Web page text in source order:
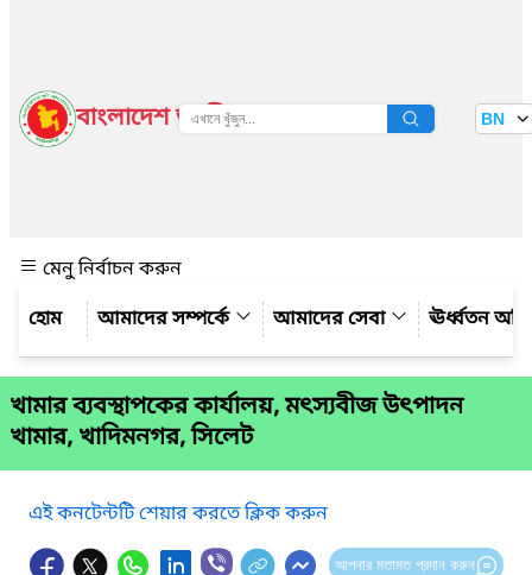
বাংলাদেশ জাতীয় তথ্য বাতায়ন BN
মেনু নির্বাচন করুন
আমাদের সম্পর্কে
আমাদের সেবা ঊর্ধ্বতন
খামার ব্যবস্থাপকের কার্যালয়, মৎস্যবীজ উৎপাদন
খামার, খাদিমনগর, সিলেট
এই কনটেন্টটি শেয়ার করতে ক্লিক করুন
আপনার মতামত প্রদান করুন